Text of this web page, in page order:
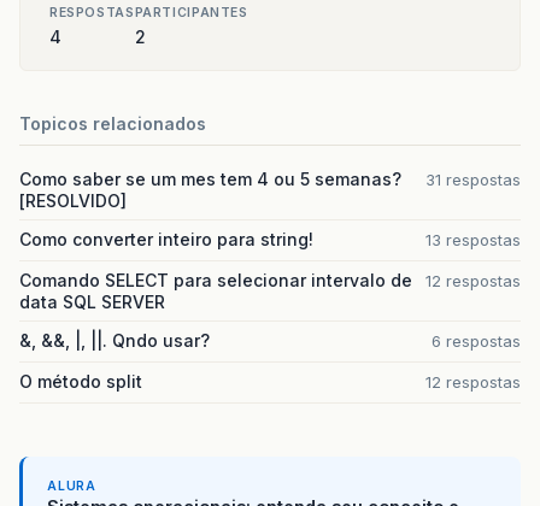
RESPOSTAS
4
PARTICIPANTES
2
Topicos relacionados
Como saber se um mes tem 4 ou 5 semanas?
[RESOLVIDO]
31 respostas
Como converter inteiro para string! 13 respostas
Comando SELECT para selecionar intervalo de
data SQL SERVER
12 respostas
&, &&, |, ||. Qndo usar? 6 respostas
O método split 12 respostas
ALURA